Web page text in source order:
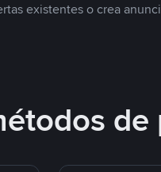
existentes o crea
de